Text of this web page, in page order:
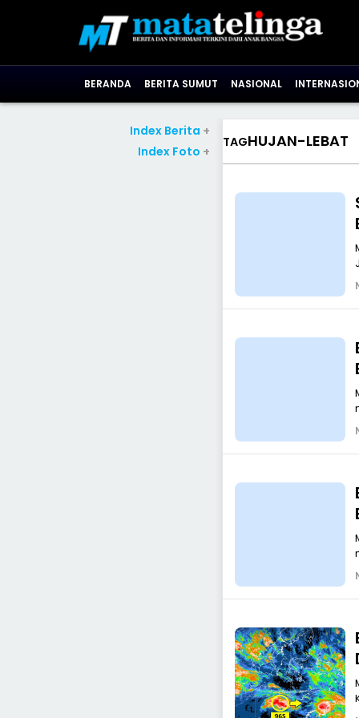
BERANDA BERITA SUMUT NASIONAL
TAGHUJAN-LEBAT
Index Berita +
Index Foto +